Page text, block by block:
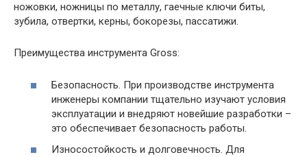
ножовки, ножницы по металлу, гаечные ключи биты,
зубила, отвертки, керны, бокорезы, пассатижи.
Преимущества инструмента Gross:
Безопасность. При производстве инструмента
инженеры компании тщательно изучают условия
эксплуатации и внедряют новейшие разработки –
это обеспечивает безопасность работы.
Износостойкость и долговечность. Для